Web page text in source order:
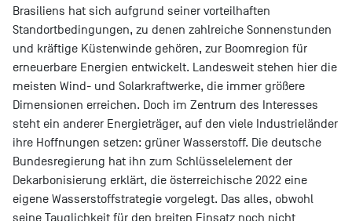
Brasiliens hat sich aufgrund seiner vorteilhaften
Standortbedingungen, zu denen zahlreiche Sonnenstunden
und kräftige Küstenwinde gehören, zur Boomregion für
erneuerbare Energien entwickelt. Landesweit stehen hier die
meisten Wind- und Solarkraftwerke, die immer größere
Dimensionen erreichen. Doch im Zentrum des Interesses
steht ein anderer Energieträger, auf den viele Industrieländer
ihre Hoffnungen setzen: grüner Wasserstoff. Die deutsche
Bundesregierung hat ihn zum Schlüsselelement der
Dekarbonisierung erklärt, die österreichische 2022 eine
eigene Wasserstoffstrategie vorgelegt. Das alles, obwohl
seine Tauglichkeit für den breiten Einsatz noch nicht